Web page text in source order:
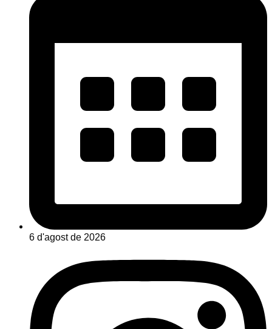
6 d'agost de 2026